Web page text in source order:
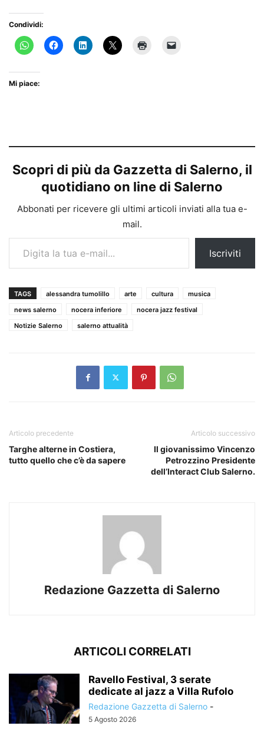
Condividi:
Mi piace:
Scopri di più da Gazzetta di Salerno, il
quotidiano on line di Salerno
Abbonati per ricevere gli ultimi articoli inviati alla tua e-
mail.
Digita la tua e-mail...
Iscriviti
TAGS alessandra tumolillo arte cultura
musica
news salerno
nocera inferiore
nocera jazz festival
Notizie Salerno
salerno attualità
Articolo precedente
Targhe alterne in Costiera,
tutto quello che c’è da sapere
Articolo successivo
Il giovanissimo Vincenzo
Petrozzino Presidente
dell’Interact Club Salerno.
Redazione Gazzetta di Salerno
ARTICOLI CORRELATI
Ravello Festival, 3 serate
dedicate al jazz a Villa Rufolo
Redazione Gazzetta di Salerno -
5 Agosto 2026